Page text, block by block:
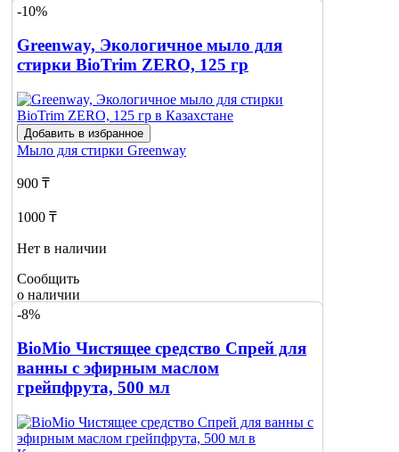
-10%
Greenway, Экологичное мыло для
стирки BioTrim ZERO, 125 гр
Добавить в избранное
Мыло для стирки Greenway
900 ₸
1000 ₸
Нет в наличии
Сообщить
о наличии
-8%
BioMio Чистящее средство Спрей для
ванны с эфирным маслом
грейпфрута, 500 мл